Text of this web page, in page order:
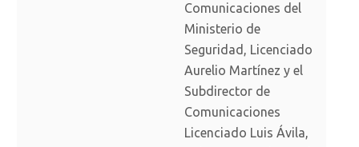
Comunicaciones del
Ministerio de
Seguridad, Licenciado
Aurelio Martínez y el
Subdirector de
Comunicaciones
Licenciado Luis Ávila,